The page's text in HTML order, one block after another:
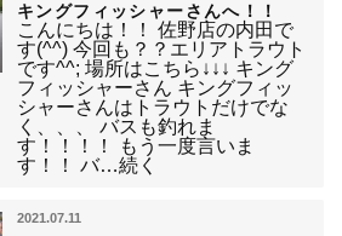
キングフィッシャーさんへ！！
こんにちは！！ 佐野店の内田で
す(^^) 今回も？？エリアトラウト
です^^; 場所はこちら↓↓↓ キング
フィッシャーさん キングフィッ
シャーさんはトラウトだけでな
く、、、 バスも釣れま
す！！！！ もう一度言いま
す！！ バ…続く
2021.07.11